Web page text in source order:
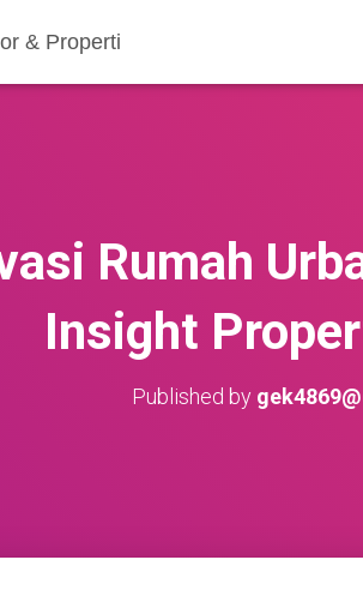
& Properti
Rumah
Insight
Published by